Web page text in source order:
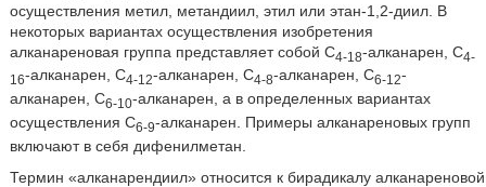
осуществления метил, метандиил, этил или этан-1,2-диил. В
некоторых вариантах осуществления изобретения
алканареновая группа представляет собой C4-18-алканарен, C4-
16-алканарен, C4-12-алканарен, C4-8-алканарен, C6-12-
алканарен, C6-10-алканарен, а в определенных вариантах
осуществления C6-9-алканарен. Примеры алканареновых групп
включают в себя дифенилметан.
Термин «алканарендиил» относится к бирадикалу алканареновой